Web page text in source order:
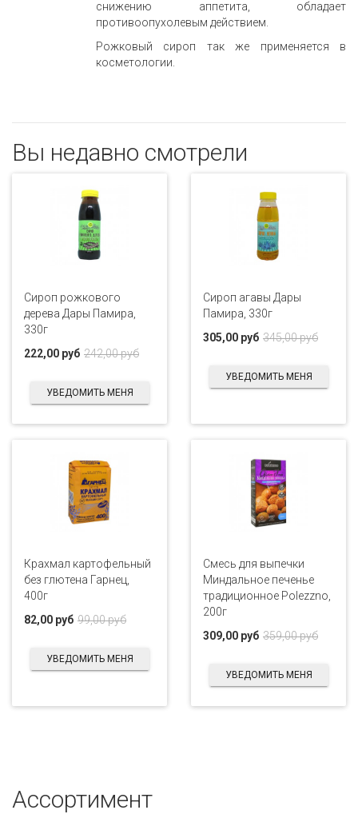
снижению аппетита, обладает
противоопухолевым действием.
Рожковый сироп так же применяется в
косметологии.
Вы недавно смотрели
Сироп рожкового
дерева Дары Памира,
330г
242,00 руб
222,00 руб
УВЕДОМИТЬ МЕНЯ
Сироп агавы Дары
Памира, 330г
345,00 руб
305,00 руб
УВЕДОМИТЬ МЕНЯ
Крахмал картофельный
без глютена Гарнец,
400г
99,00 руб
82,00 руб
УВЕДОМИТЬ МЕНЯ
Смесь для выпечки
Миндальное печенье
традиционное Polezzno,
200г
359,00 руб
309,00 руб
УВЕДОМИТЬ МЕНЯ
Ассортимент